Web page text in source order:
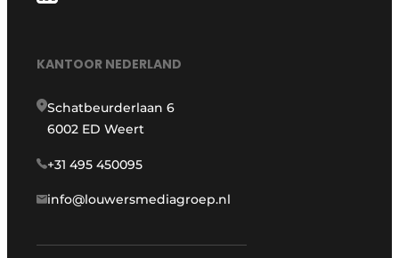
KANTOOR NEDERLAND
Schatbeurderlaan 6
6002 ED Weert
+31 495 450095
info@louwersmediagroep.nl